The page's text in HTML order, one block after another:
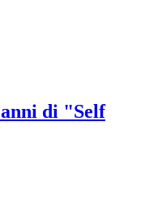
di "Self